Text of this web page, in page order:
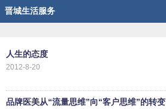
晋城生活服务
人生的态度
2012-8-20
品牌医美从“流量思维”向“客户思维”的转变